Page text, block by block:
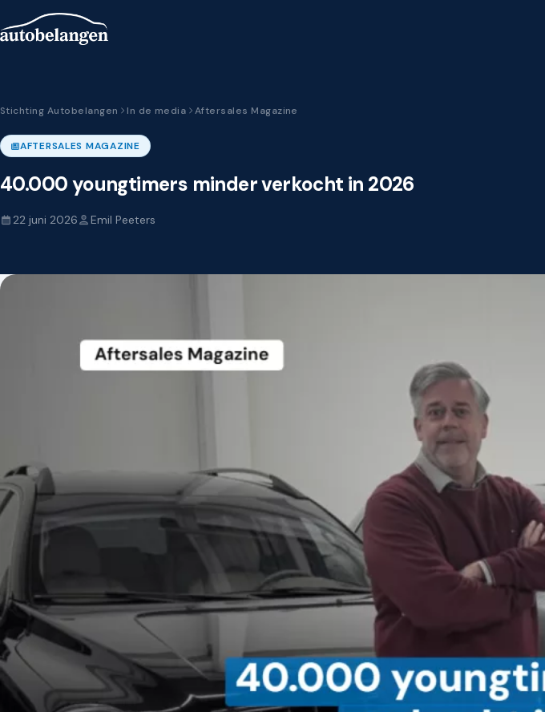
Stichting Autobelangen In de media Aftersales Magazine
AFTERSALES MAGAZINE
40.000 youngtimers minder verkocht in 2026
22 juni 2026 Emil Peeters